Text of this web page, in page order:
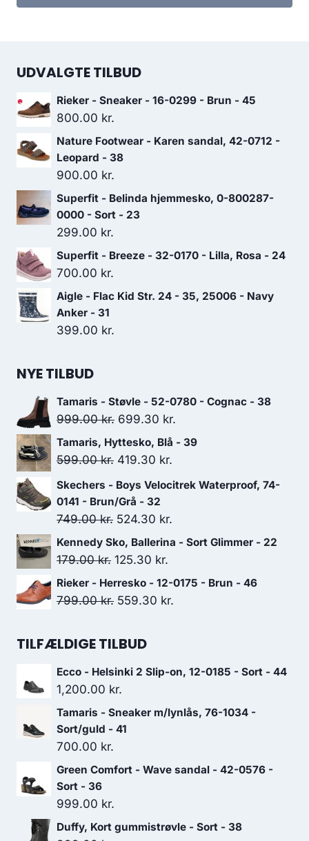
UDVALGTE TILBUD
Rieker - Sneaker - 16-0299 - Brun - 45
800.00 kr.
Nature Footwear - Karen sandal, 42-0712 -
Leopard - 38
900.00 kr.
Superfit - Belinda hjemmesko, 0-800287-
0000 - Sort - 23
299.00 kr.
Superfit - Breeze - 32-0170 - Lilla, Rosa - 24
700.00 kr.
Aigle - Flac Kid Str. 24 - 35, 25006 - Navy
Anker - 31
399.00 kr.
NYE TILBUD
Tamaris - Støvle - 52-0780 - Cognac - 38
999.00kr. Den
oprindelige
pris
999.00 kr..
699.30 kr.
aktuelle
699.30 kr..
Tamaris, Hyttesko, Blå - 39
599.00kr. Den
oprindelige
pris
var:
419.30 kr.
aktuelle
Skechers - Boys Velocitrek Waterproof, 74-
0141 - Brun/Grå - 32
749.00kr. Den
oprindelige
pris
749.00 kr..
524.30 kr.
aktuelle
Kennedy Sko, Ballerina - Sort Glimmer - 22
179.00kr. Den
oprindelige
pris
125.30 kr.
aktuelle
pris
Rieker - Herresko - 12-0175 - Brun - 46
799.00kr. Den
pris
799.00 kr..
559.30 kr.
559.30 kr..
TILFÆLDIGE TILBUD
Ecco - Helsinki 2 Slip-on, 12-0185 - Sort - 44
1,200.00 kr.
Tamaris - Sneaker m/lynlås, 76-1034 -
Sort/guld - 41
700.00 kr.
Green Comfort - Wave sandal - 42-0576 -
Sort - 36
999.00 kr.
Duffy, Kort gummistrøvle - Sort - 38